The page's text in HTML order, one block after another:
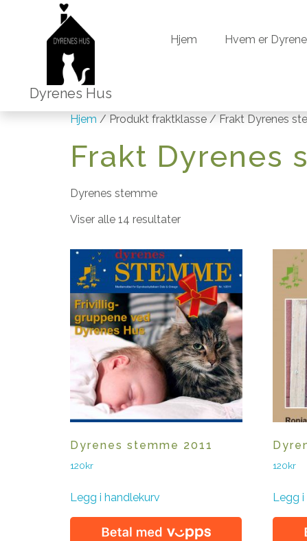
Dyrenes Hus
Hjem Hvem er
Hjem / Produkt fraktklasse / Frakt Dyrenes
Frakt Dyrenes
Dyrenes stemme
Viser alle 14 resultater
Dyrenes stemme 2011
120kr
Legg i handlekurv
120kr
Legg i